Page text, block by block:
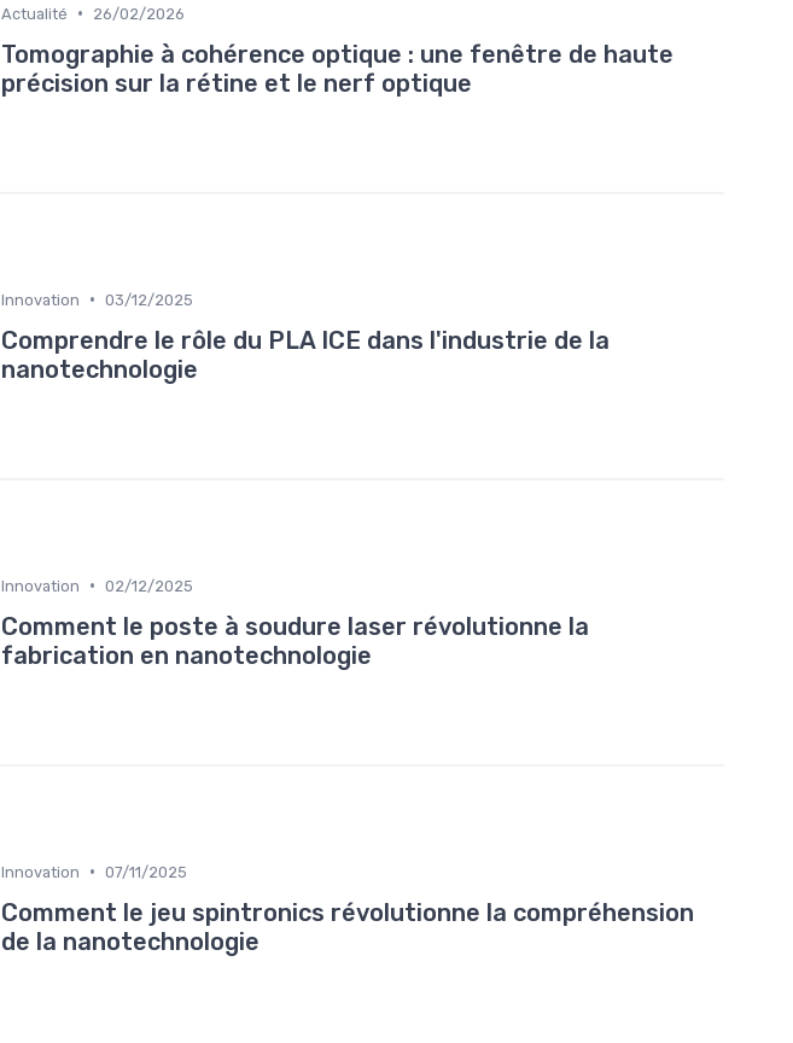
Actualité • 26/02/2026
Tomographie à cohérence optique : une fenêtre de haute
précision sur la rétine et le nerf optique
Innovation • 03/12/2025
Comprendre le rôle du PLA ICE dans l'industrie de la
nanotechnologie
Innovation • 02/12/2025
Comment le poste à soudure laser révolutionne la
fabrication en nanotechnologie
Innovation • 07/11/2025
Comment le jeu spintronics révolutionne la compréhension
de la nanotechnologie